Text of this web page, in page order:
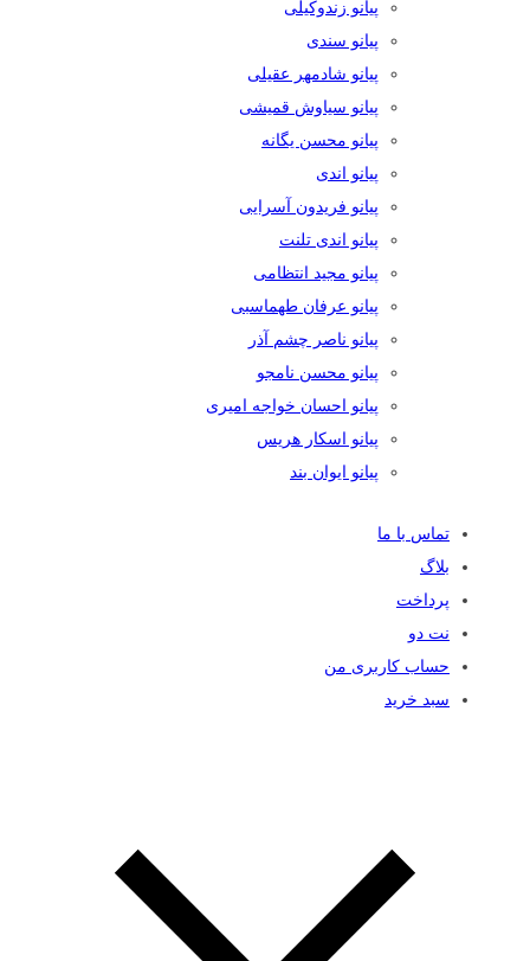
پیانو زندوکیلی
پیانو سندی
پیانو شادمهر عقیلی
پیانو سیاوش قمیشی
پیانو محسن یگانه
پیانو اندی
پیانو فریدون آسرایی
پیانو اندی تلنت
پیانو مجید انتظامی
پیانو عرفان طهماسبی
پیانو ناصر چشم آذر
پیانو محسن نامجو
پیانو احسان خواجه امیری
پیانو اسکار هریس
پیانو ایوان بند
تماس با ما
بلاگ
پرداخت
نت دو
حساب کاربری من
سبد خرید